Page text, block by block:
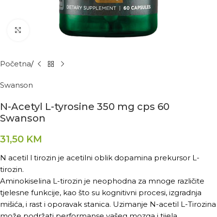
Kliknite za povećanje
Početna
Swanson
N-Acetyl L-tyrosine 350 mg cps 60
Swanson
31,50 KM
N acetil l tirozin je acetilni oblik dopamina prekursor L-
tirozin.
Aminokiselina L-tirozin je neophodna za mnoge različite
tjelesne funkcije, kao što su kognitivni procesi, izgradnja
mišića, i rast i oporavak stanica. Uzimanje N-acetil L-Tirozina